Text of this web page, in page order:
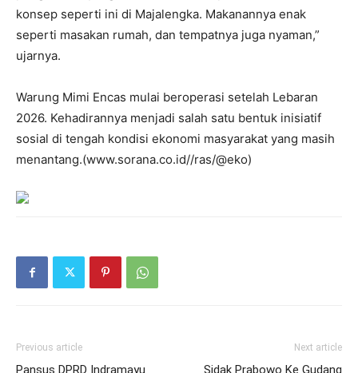
konsep seperti ini di Majalengka. Makanannya enak
seperti masakan rumah, dan tempatnya juga nyaman,”
ujarnya.
Warung Mimi Encas mulai beroperasi setelah Lebaran
2026. Kehadirannya menjadi salah satu bentuk inisiatif
sosial di tengah kondisi ekonomi masyarakat yang masih
menantang.(www.sorana.co.id//ras/@eko)
Previous article
Pansus DPRD Indramayu
Next article
Sidak Prabowo Ke Gudang